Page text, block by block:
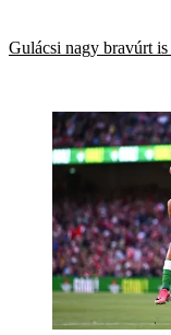
Gulácsi nagy bravúrt